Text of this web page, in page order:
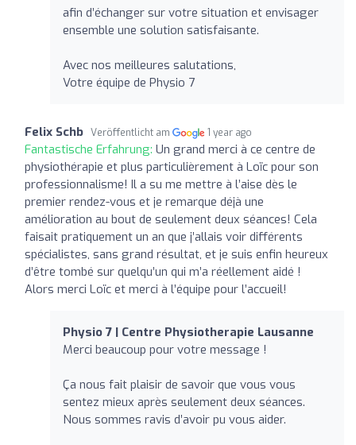
afin d’échanger sur votre situation et envisager
ensemble une solution satisfaisante.
Avec nos meilleures salutations,
Votre équipe de Physio 7
Felix Schb Veröffentlicht am 1 year ago
Fantastische Erfahrung: Un grand merci à ce centre de
physiothérapie et plus particulièrement à Loïc pour son
professionnalisme! Il a su me mettre à l’aise dès le
premier rendez-vous et je remarque déjà une
amélioration au bout de seulement deux séances! Cela
faisait pratiquement un an que j’allais voir différents
spécialistes, sans grand résultat, et je suis enfin heureux
d’être tombé sur quelqu’un qui m’a réellement aidé !
Alors merci Loïc et merci à l’équipe pour l’accueil!
Physio 7 | Centre Physiotherapie Lausanne
Merci beaucoup pour votre message !
Ça nous fait plaisir de savoir que vous vous
sentez mieux après seulement deux séances.
Nous sommes ravis d’avoir pu vous aider.